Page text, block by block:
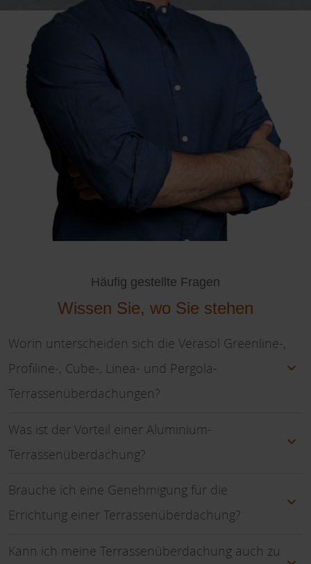
Häufig gestellte Fragen
Wissen Sie, wo Sie stehen
Worin unterscheiden sich die Verasol Greenline-,
Profiline-, Cube-, Linea- und Pergola-
Terrassenüberdachungen?
Was ist der Vorteil einer Aluminium-
Terrassenüberdachung?
Brauche ich eine Genehmigung für die
Errichtung einer Terrassenüberdachung?
Kann ich meine Terrassenüberdachung auch zu